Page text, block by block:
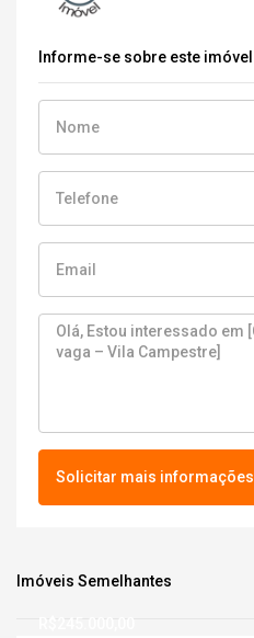
Informe-se sobre este imóvel
Solicitar mais informações
Imóveis Semelhantes
R$245.000,00